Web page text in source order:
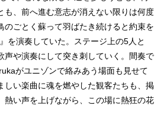
も、前へ進む意志が消えない限りは何度
のごとく蘇って羽ばたき続けると約束を
を演奏していた。ステージ上の5人と
声や演奏にして突き刺していく。間奏で
がユニゾンで絡みあう場面も見せて
しい楽曲に魂を燃やした観客たちも、掲
熱い声を上げながら、この場に熱狂の花